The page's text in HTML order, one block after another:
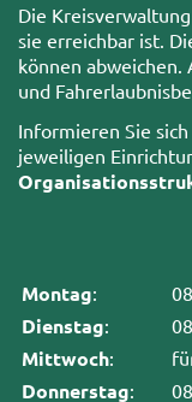
Die
sie erreichbar ist.
können abweichen.
und
Informieren Sie
jeweiligen
Montag:
Dienstag:
Mittwoch:
Donnerstag: